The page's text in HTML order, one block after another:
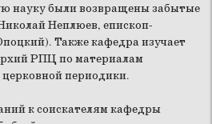
науку были возвращены забытые
Неплюев, епископ-
Также кафедра изучает
РПЦ по материалам
периодики.
к соискателям кафедры